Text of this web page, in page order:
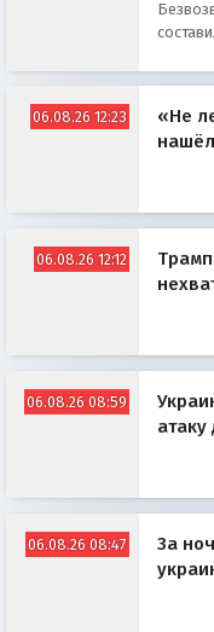
06.08.26 12:23
«Не
06.08.26 12:12
06.08.26 08:59
06.08.26 08:47
За